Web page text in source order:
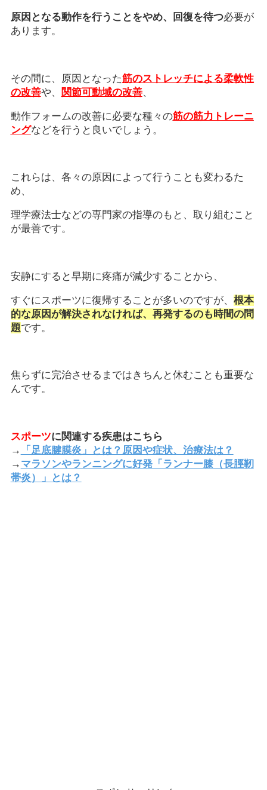
原因となる動作を行うことをやめ、回復を待つ必要が
あります。
その間に、原因となった筋のストレッチによる柔軟性
の改善や、 関節可動域の改善、
動作フォームの改善に必要な種々の筋の筋力トレーニ
ングなどを行うと良いでしょう。
これらは、各々の原因によって行うことも変わるた
め、
理学療法士などの専門家の指導のもと、取り組むこと
が最善です。
安静にすると早期に疼痛が減少することから、
すぐにスポーツに復帰することが多いのですが、 根本
的な原因が解決されなければ、再発するのも時間の問
題です。
焦らずに完治させるまではきちんと休むことも重要な
んです。
スポーツに関連する疾患はこちら
→
「足底腱膜炎」とは？原因や症状、治療法は？
→ マラソンやランニングに好発「ランナー膝（長脛靭
帯炎）」とは？